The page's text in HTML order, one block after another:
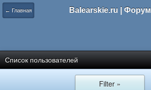
← Главная Balearskie.ru | Форум
Список пользователей
Filter »